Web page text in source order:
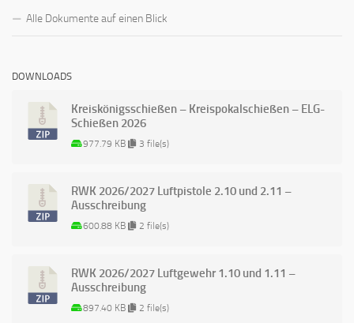
Alle Dokumente auf einen Blick
DOWNLOADS
Kreiskönigsschießen – Kreispokalschießen – ELG-
Schießen 2026
977.79 KB 3 file(s)
RWK 2026/2027 Luftpistole 2.10 und 2.11 –
Ausschreibung
600.88 KB 2 file(s)
RWK 2026/2027 Luftgewehr 1.10 und 1.11 –
Ausschreibung
897.40 KB 2 file(s)